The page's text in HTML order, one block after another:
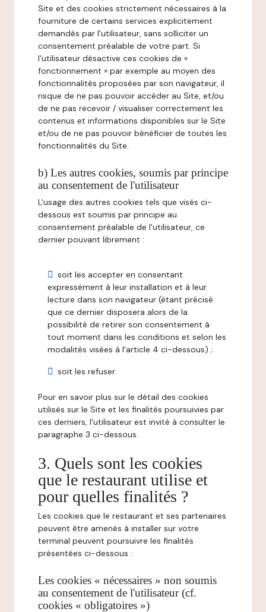
Site et des cookies strictement nécessaires à la
fourniture de certains services explicitement
demandés par l'utilisateur, sans solliciter un
consentement préalable de votre part. Si
l'utilisateur désactive ces cookies de «
fonctionnement » par exemple au moyen des
fonctionnalités proposées par son navigateur, il
risque de ne pas pouvoir accéder au Site, et/ou
de ne pas recevoir / visualiser correctement les
contenus et informations disponibles sur le Site
et/ou de ne pas pouvoir bénéficier de toutes les
fonctionnalités du Site.
b) Les autres cookies, soumis par principe
au consentement de l'utilisateur
L'usage des autres cookies tels que visés ci-
dessous est soumis par principe au
consentement préalable de l'utilisateur, ce
dernier pouvant librement :
soit les accepter en consentant
expressément à leur installation et à leur
lecture dans son navigateur (étant précisé
que ce dernier disposera alors de la
possibilité de retirer son consentement à
tout moment dans les conditions et selon les
modalités visées à l'article 4 ci-dessous) ;
soit les refuser.
Pour en savoir plus sur le détail des cookies
utilisés sur le Site et les finalités poursuivies par
ces derniers, l'utilisateur est invité à consulter le
paragraphe 3 ci-dessous.
3. Quels sont les cookies
que le restaurant utilise et
pour quelles finalités ?
Les cookies que le restaurant et ses partenaires
peuvent être amenés à installer sur votre
terminal peuvent poursuivre les finalités
présentées ci-dessous :
Les cookies « nécessaires » non soumis
au consentement de l'utilisateur (cf.
cookies « obligatoires »)